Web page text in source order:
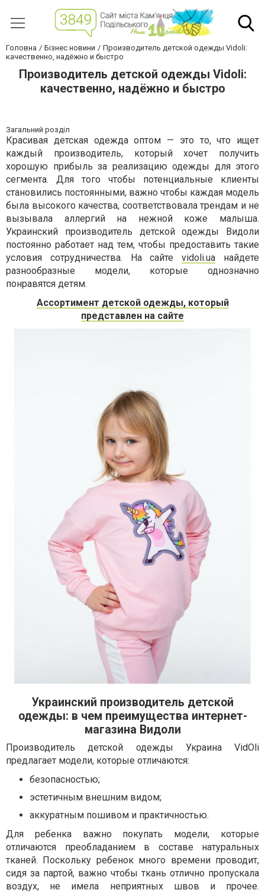
Головна Бізнес новини
Производитель детской одежды Vidoli:
качественно, надёжно и быстро
Производитель детской одежды Vidoli:
качественно, надёжно и быстро
Загальний розділ
Красивая детская одежда оптом — это то, что ищет
каждый производитель, который хочет получить
хорошую прибыль за реализацию одежды для этого
сегмента. Для того чтобы потенциальные клиенты
становились постоянными, важно чтобы каждая модель
была высокого качества, соответствовала трендам и не
вызывала аллергий на нежной коже малыша.
Украинский производитель детской одежды Видоли
постоянно работает над тем, чтобы предоставить такие
условия сотрудничества. На сайтеvidoli.ua найдете
разнообразные модели, которые однозначно
понравятся детям.
Ассортимент детской одежды, который
представлен на сайте
Украинский производитель детской
одежды: в чем преимущества интернет-
магазина Видоли
Производитель детской одежды Украина VidOli
предлагает модели, которые отличаются:
безопасностью;
эстетичным внешним видом;
аккуратным пошивом и практичностью.
Для ребенка важно покупать модели, которые
отличаются преобладанием в составе натуральных
тканей. Поскольку ребенок много времени проводит,
сидя за партой, важно чтобы ткань отлично пропускала
воздух, не имела неприятных швов и прочее.